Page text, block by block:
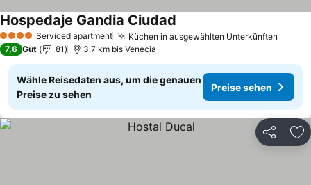
4 Sterne Serviced apartment Küchen in ausgewählten Unterkünften
Hospedaje Gandia Ciudad
7,6 Gut 81 3.7 km bis Venecia
Wähle Reisedaten aus, um die genauen
Preise zu sehen
Preise sehen
Teilen